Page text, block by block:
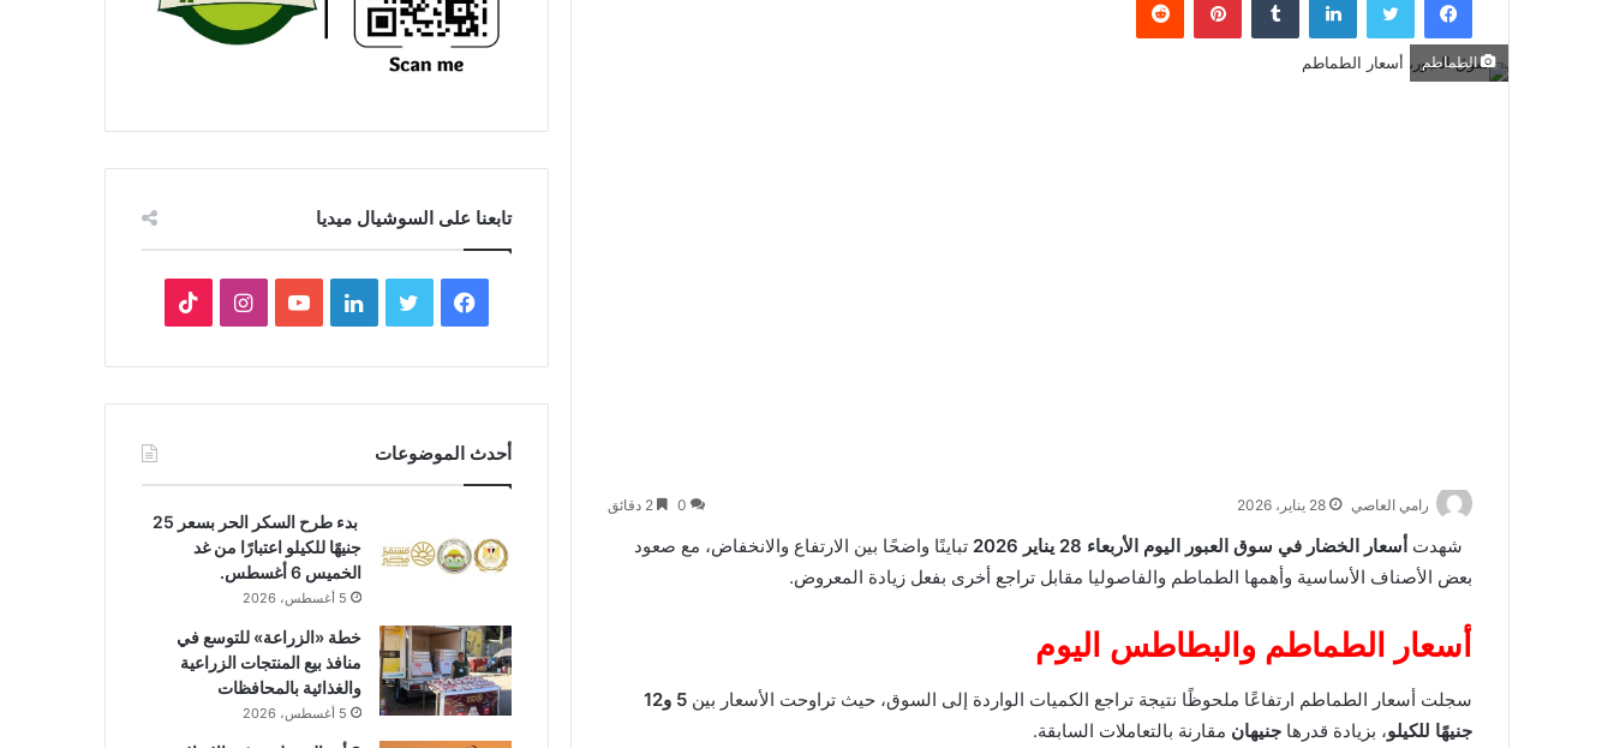
الطماطم
رامي العاصي 28 يناير، 2026 0
شهدت أسعار الخضار في سوق العبور اليوم الأربعاء 28 يناير 2026
تباينًا واضحًا بين الارتفاع والانخفاض، مع صعود
بعض الأصناف الأساسية وأهمها الطماطم والفاصوليا مقابل تراجع أخرى بفعل زيادة المعروض.
أسعار الطماطم والبطاطس اليوم
سجلت أسعار الطماطم ارتفاعًا ملحوظًا نتيجة تراجع الكميات الواردة إلى السوق، حيث تراوحت الأسعار بين
5 و12
جنيهًا للكيلو، بزيادة قدرها جنيهان مقارنة بالتعاملات السابقة.
تابعنا على السوشيال ميديا
فيسبوكتويتر لينكدإنيوتيوبانستقرام
أحدث الموضوعات
بدء طرح السكر الحر بسعر 25
جنيهًا للكيلو اعتبارًا من غد
الخميس 6 أغسطس.
5 أغسطس، 2026
خطة «الزراعة» للتوسع في
منافذ بيع المنتجات الزراعية
والغذائية بالمحافظات
5 أغسطس، 2026